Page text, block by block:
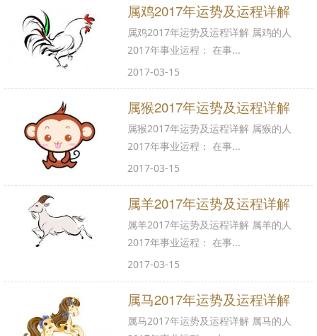
属鸡2017年运势及运程详解
属鸡2017年运势及运程详解 属鸡的人
2017年事业运程： 在事...
2017-03-15
属猴2017年运势及运程详解
属猴2017年运势及运程详解 属猴的人
2017年事业运程： 在事...
2017-03-15
属羊2017年运势及运程详解
属羊2017年运势及运程详解 属羊的人
2017年事业运程： 在事...
2017-03-15
属马2017年运势及运程详解
属马2017年运势及运程详解 属马的人